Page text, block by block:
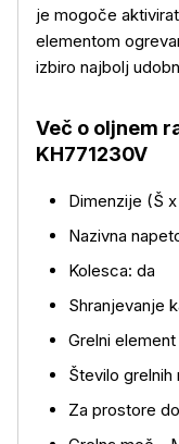
Več o izdelku
je mogoče
elementom
izbiro najbolj
Več o oljnem
KH771230V
Dimenzije (Š
Nazivna
Kolesca: da
Shranjevanje
Grelni
Število grelnih
Za prostore